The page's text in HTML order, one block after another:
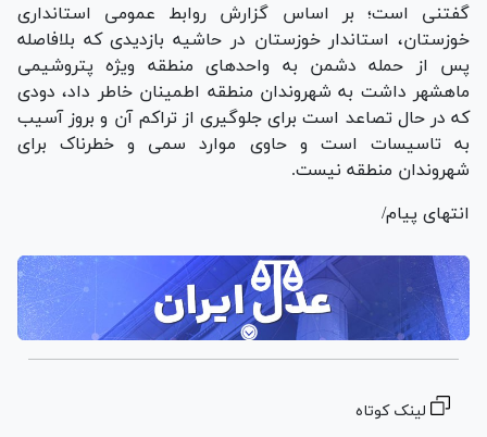
گفتنی است؛ بر اساس گزارش روابط عمومی استانداری
خوزستان، استاندار خوزستان در حاشیه بازدیدی که بلافاصله
پس از حمله دشمن به واحد‌های منطقه ویژه پتروشیمی
ماهشهر داشت به شهروندان منطقه اطمینان خاطر داد، دودی
که در حال تصاعد است برای جلوگیری از تراکم آن و بروز آسیب
به تاسیسات است و حاوی موارد سمی و خطرناک برای
شهروندان منطقه نیست.
انتهای پیام/
لینک کوتاه